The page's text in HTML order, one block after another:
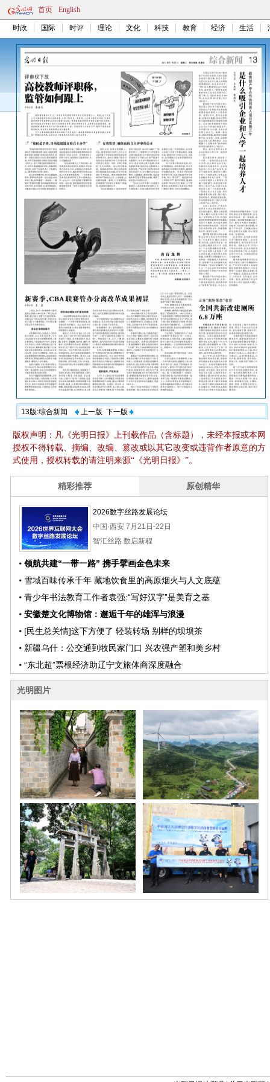
首页 English
时政 国际 时评 理论 文化 科技 教育 经济 生活
13版:综合新闻 上一版 下一版
版权声明：凡《光明日报》上刊载作品（含标题），未经本报或本网
授权不得转载、摘编、改编、篡改或以其它改变或违背作者原意的方
式使用，授权转载的请注明来源“《光明日报》”。